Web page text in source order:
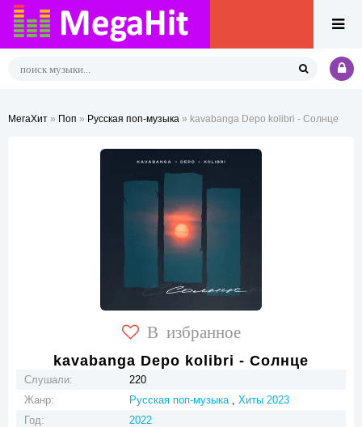
МегаХит » Поп » Русская поп-музыка » kavabanga Depo kolibri - Солнце
В избранное
kavabanga Depo kolibri - Солнце
Слушали:
220
Жанр:
Русская поп-музыка, Хиты 2023
Год:
2022